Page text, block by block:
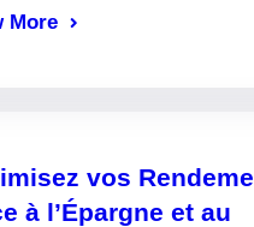
More
vos
à l’Épargne et au